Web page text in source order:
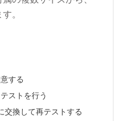
。
する
ストを行う
交換して再テストする